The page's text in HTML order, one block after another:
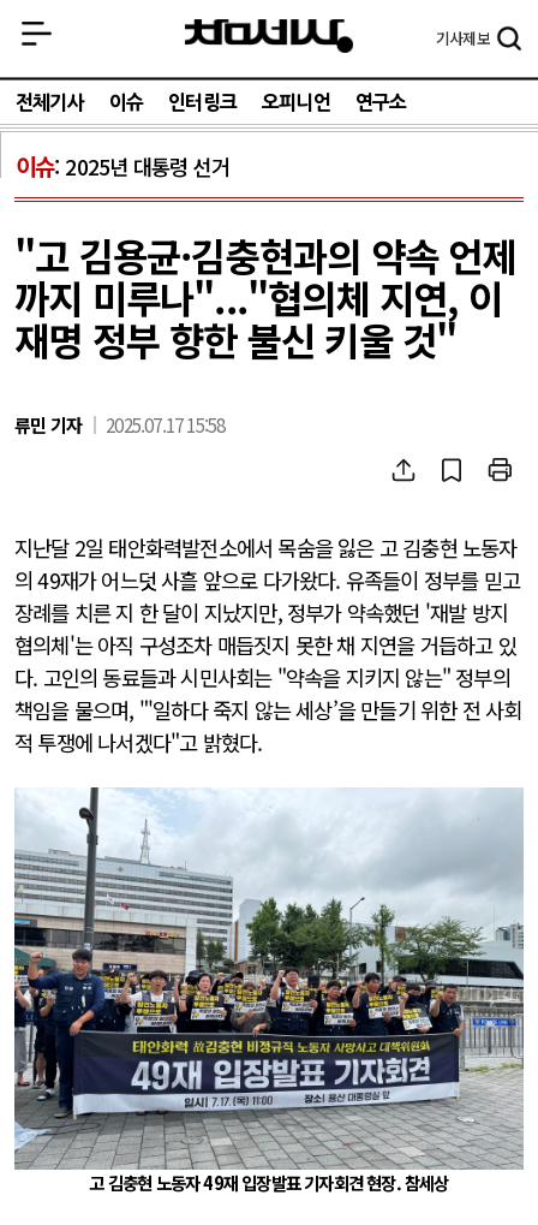
기사제보
전체기사 이슈 인터링크 오피니언 연구소
이슈 2025년 대통령 선거
"고 김용균·김충현과의 약속 언제
까지 미루나"..."협의체 지연, 이
재명 정부 향한 불신 키울 것"
류민 기자 2025.07.17 15:58
지난달 2일 태안화력발전소에서 목숨을 잃은 고 김충현 노동자
의 49재가 어느덧 사흘 앞으로 다가왔다. 유족들이 정부를 믿고
장례를 치른 지 한 달이 지났지만, 정부가 약속했던 '재발 방지
협의체'는 아직 구성조차 매듭짓지 못한 채 지연을 거듭하고 있
다. 고인의 동료들과 시민사회는 "약속을 지키지 않는" 정부의
책임을 물으며, "'일하다 죽지 않는 세상’을 만들기 위한 전 사회
적 투쟁에 나서겠다"고 밝혔다.
고 김충현 노동자 49재 입장발표 기자회견 현장. 참세상